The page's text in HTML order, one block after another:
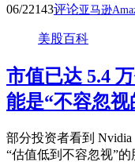
06/22143评论亚马逊
美股百科
市值已达 5.4
能是“不容忽视
部分投资者看到
“估值低到不容忽视”